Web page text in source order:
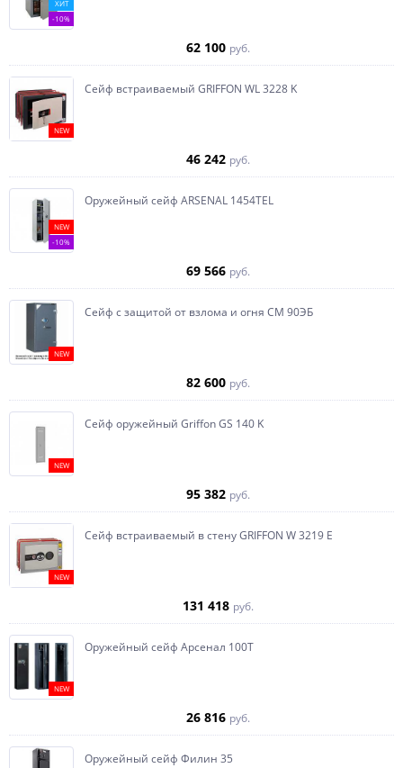
ХИТ
-10%
62 100 руб.
NEW
Сейф встраиваемый GRIFFON WL 3228 K
46 242 руб.
NEW
-10%
Оружейный сейф ARSENAL 1454ТEL
69 566 руб.
NEW
Сейф с защитой от взлома и огня СМ 90ЭБ
82 600 руб.
NEW
Сейф оружейный Griffon GS 140 K
95 382 руб.
NEW
Сейф встраиваемый в стену GRIFFON W 3219 E
131 418 руб.
NEW
Оружейный сейф Арсенал 100Т
26 816 руб.
Оружейный сейф Филин 35